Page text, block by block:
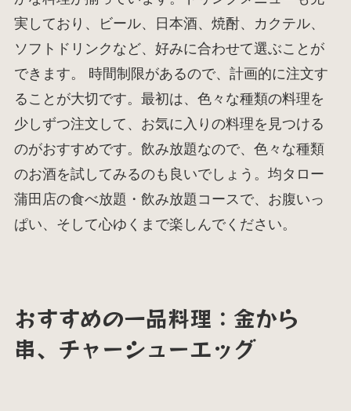
実しており、ビール、日本酒、焼酎、カクテル、
ソフトドリンクなど、好みに合わせて選ぶことが
できます。 時間制限があるので、計画的に注文す
ることが大切です。最初は、色々な種類の料理を
少しずつ注文して、お気に入りの料理を見つける
のがおすすめです。飲み放題なので、色々な種類
のお酒を試してみるのも良いでしょう。均タロー
蒲田店の食べ放題・飲み放題コースで、お腹いっ
ぱい、そして心ゆくまで楽しんでください。
おすすめの一品料理：金から
串、チャーシューエッグ